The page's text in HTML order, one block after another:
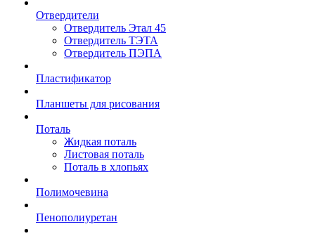
Отвердители
Отвердитель Этал 45
Отвердитель ТЭТА
Отвердитель ПЭПА
Пластификатор
Планшеты для рисования
Поталь
Жидкая поталь
Листовая поталь
Поталь в хлопьях
Полимочевина
Пенополиуретан